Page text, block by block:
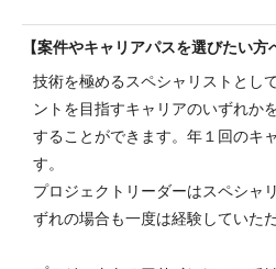
案件やキャリアパスを選びたい方
技術を極めるスペシャリストとし
ントを目指すキャリアのいずれか
することができます。年１回のキ
す。
プロジェクトリーダーはスペシャ
ずれの場合も一度は経験していた